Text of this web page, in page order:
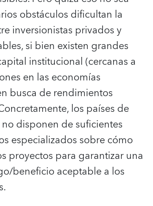
obstáculos dificultan la
inversionistas privados y
si bien existen grandes
institucional (cercanas a
en las economías
busca de rendimientos
los países de
disponen de suficientes
especializados sobre cómo
proyectos para garantizar una
beneficio aceptable a los